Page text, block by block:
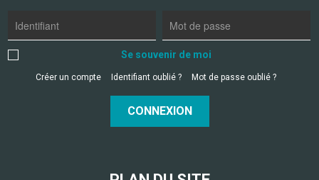
Se souvenir de moi
Créer un compte Identifiant oublié ? Mot de passe oublié ?
CONNEXION